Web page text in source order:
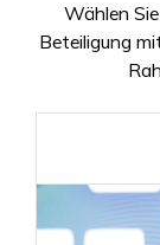
Wählen
Beteiligung